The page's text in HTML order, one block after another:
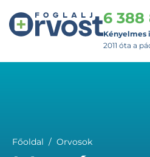
6 388
Kényelmes
2011 óta a
Főoldal Orvosok